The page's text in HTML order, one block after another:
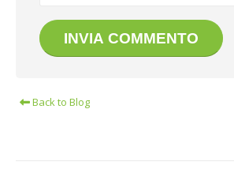
Back to Blog